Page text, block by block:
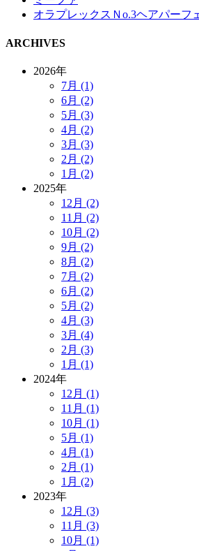
オラプレックスＮo.3ヘアパーフ
ARCHIVES
2026年
7月 (1)
6月 (2)
5月 (3)
4月 (2)
3月 (3)
2月 (2)
1月 (2)
2025年
12月 (2)
11月 (2)
10月 (2)
9月 (2)
8月 (2)
7月 (2)
6月 (2)
5月 (2)
4月 (3)
3月 (4)
2月 (3)
1月 (1)
2024年
12月 (1)
11月 (1)
10月 (1)
5月 (1)
4月 (1)
2月 (1)
1月 (2)
2023年
12月 (3)
11月 (3)
10月 (1)